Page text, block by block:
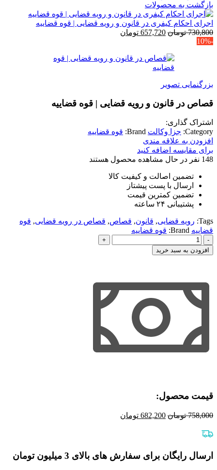
بازگشت به محصولات
اجرای احکام کیفری در قانون و رویه قضایی | قوه قضاییه
730,800 تومان قیمت
بود.
657,720 تومان
است.
-10%
بزرگنمایی تصویر
قصاص در قانون و رویه قضایی | قوه قضاییه
اشتراک گذاری:
Category: جزا وکالت Brand: قوه قضاییه
افزودن به علاقه مندی
برای مقایسه اضافه کنید
148 نفر در حال مشاهده محصول هستند
تضمین اصالت و کیفیت کالا
ارسال با پست پیشتاز
تضمین کمترین قیمت
پشتیبانی ۲۴ ساعته
Tags: رویه قضایی, قانون, قصاص, قصاص در رویه قضایی, قوه
قضاییه Brand: قوه قضاییه
قصاص
در
قانون
قضایی
قوه
افزودن به سبد خرید
قیمت محصول:​
758,000 تومان قیمت
682,200 تومان
ارسال رایگان برای سفارش های بالای 3 میلیون تومان